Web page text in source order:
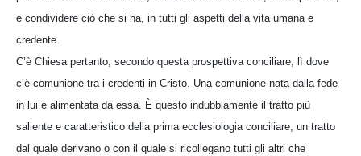
e condividere ciò che si ha, in tutti gli aspetti della vita umana e
credente.
C’è Chiesa pertanto, secondo questa prospettiva conciliare, lì dove
c’è comunione tra i credenti in Cristo. Una comunione nata dalla fede
in lui e alimentata da essa. È questo indubbiamente il tratto più
saliente e caratteristico della prima ecclesiologia conciliare, un tratto
dal quale derivano o con il quale si ricollegano tutti gli altri che